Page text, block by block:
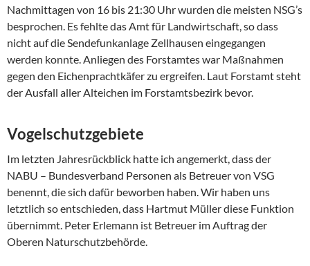
Nachmittagen von 16 bis 21:30 Uhr wurden die meisten NSG’s
besprochen. Es fehlte das Amt für Landwirtschaft, so dass
nicht auf die Sendefunkanlage Zellhausen eingegangen
werden konnte. Anliegen des Forstamtes war Maßnahmen
gegen den Eichenprachtkäfer zu ergreifen. Laut Forstamt steht
der Ausfall aller Alteichen im Forstamtsbezirk bevor.
Vogelschutzgebiete
Im letzten Jahresrückblick hatte ich angemerkt, dass der
NABU – Bundesverband Personen als Betreuer von VSG
benennt, die sich dafür beworben haben. Wir haben uns
letztlich so entschieden, dass Hartmut Müller diese Funktion
übernimmt. Peter Erlemann ist Betreuer im Auftrag der
Oberen Naturschutzbehörde.